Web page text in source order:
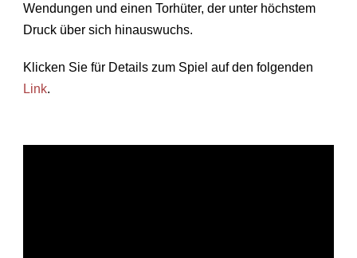
Wendungen und einen Torhüter, der unter höchstem
Druck über sich hinauswuchs.
Klicken Sie für Details zum Spiel auf den folgenden
Link.